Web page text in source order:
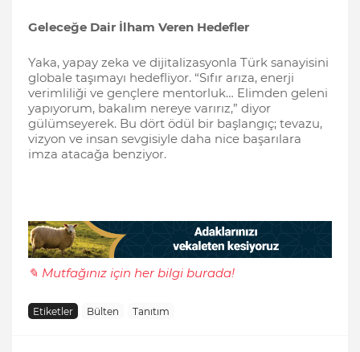
Geleceğe Dair İlham Veren Hedefler
Yaka, yapay zeka ve dijitalizasyonla Türk sanayisini
globale taşımayı hedefliyor. “Sıfır arıza, enerji
verimliliği ve gençlere mentorluk… Elimden geleni
yapıyorum, bakalım nereye varırız,” diyor
gülümseyerek. Bu dört ödül bir başlangıç; tevazu,
vizyon ve insan sevgisiyle daha nice başarılara
imza atacağa benziyor.
✎ Mutfağınız için her bilgi burada!
Etiketler Bülten Tanıtım